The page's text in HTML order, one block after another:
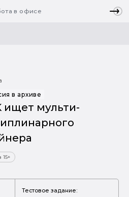
в офисе
в архиве
ищет мульти-
15+
Тестовое задание: